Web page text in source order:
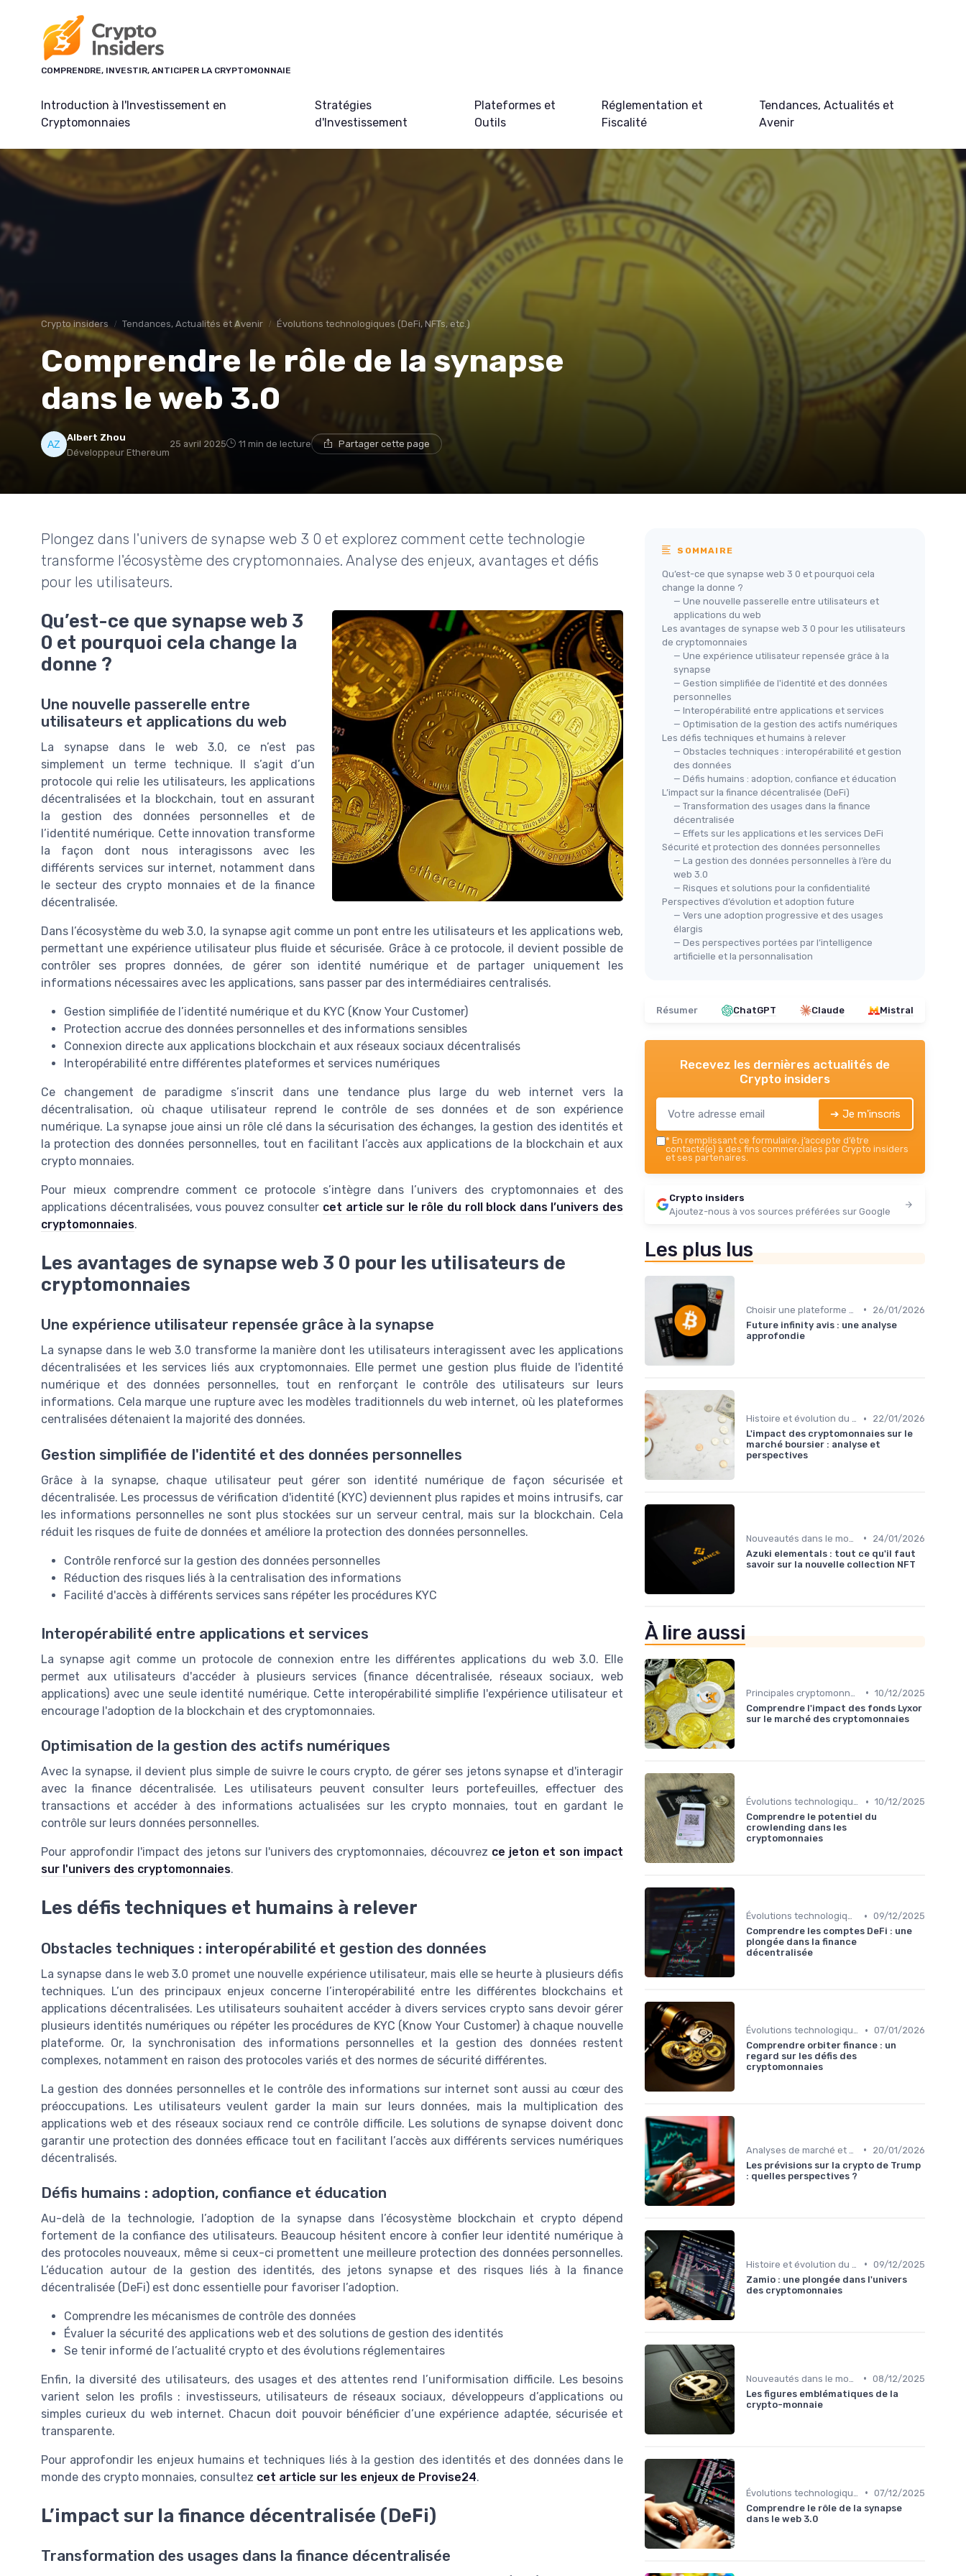
COMPRENDRE, INVESTIR, ANTICIPER LA CRYPTOMONNAIE
Introduction à l'Investissement en
Cryptomonnaies
Stratégies
d'Investissement
Plateformes et
Outils
Réglementation et
Fiscalité
Tendances, Actualités et
Avenir
Crypto insiders Tendances, Actualités et Avenir Évolutions technologiques (DeFi, NFTs, etc.)
Comprendre le rôle de la synapse
dans le web 3.0
Albert Zhou
Développeur Ethereum
25 avril 2025 11 min de lecture Partager cette page
Plongez dans l'univers de synapse web 3 0 et explorez comment cette technologie
transforme l'écosystème des cryptomonnaies. Analyse des enjeux, avantages et défis
pour les utilisateurs.
Qu’est-ce que synapse web 3
0 et pourquoi cela change la
donne ?
Une nouvelle passerelle entre
utilisateurs et applications du web
La synapse dans le web 3.0, ce n’est pas
simplement un terme technique. Il s’agit d’un
protocole qui relie les utilisateurs, les applications
décentralisées et la blockchain, tout en assurant
la gestion des données personnelles et de
l’identité numérique. Cette innovation transforme
la façon dont nous interagissons avec les
différents services sur internet, notamment dans
le secteur des crypto monnaies et de la finance
décentralisée.
Dans l’écosystème du web 3.0, la synapse agit comme un pont entre les utilisateurs et les applications web,
permettant une expérience utilisateur plus fluide et sécurisée. Grâce à ce protocole, il devient possible de
contrôler ses propres données, de gérer son identité numérique et de partager uniquement les
informations nécessaires avec les applications, sans passer par des intermédiaires centralisés.
Gestion simplifiée de l’identité numérique et du KYC (Know Your Customer)
Protection accrue des données personnelles et des informations sensibles
Connexion directe aux applications blockchain et aux réseaux sociaux décentralisés
Interopérabilité entre différentes plateformes et services numériques
Ce changement de paradigme s’inscrit dans une tendance plus large du web internet vers la
décentralisation, où chaque utilisateur reprend le contrôle de ses données et de son expérience
numérique. La synapse joue ainsi un rôle clé dans la sécurisation des échanges, la gestion des identités et
la protection des données personnelles, tout en facilitant l’accès aux applications de la blockchain et aux
crypto monnaies.
Pour mieux comprendre comment ce protocole s’intègre dans l’univers des cryptomonnaies et des
applications décentralisées, vous pouvez consulter cet article sur le rôle du roll block dans l’univers des
cryptomonnaies.
Les avantages de synapse web 3 0 pour les utilisateurs de
cryptomonnaies
Une expérience utilisateur repensée grâce à la synapse
La synapse dans le web 3.0 transforme la manière dont les utilisateurs interagissent avec les applications
décentralisées et les services liés aux cryptomonnaies. Elle permet une gestion plus fluide de l'identité
numérique et des données personnelles, tout en renforçant le contrôle des utilisateurs sur leurs
informations. Cela marque une rupture avec les modèles traditionnels du web internet, où les plateformes
centralisées détenaient la majorité des données.
Gestion simplifiée de l'identité et des données personnelles
Grâce à la synapse, chaque utilisateur peut gérer son identité numérique de façon sécurisée et
décentralisée. Les processus de vérification d'identité (KYC) deviennent plus rapides et moins intrusifs, car
les informations personnelles ne sont plus stockées sur un serveur central, mais sur la blockchain. Cela
réduit les risques de fuite de données et améliore la protection des données personnelles.
Contrôle renforcé sur la gestion des données personnelles
Réduction des risques liés à la centralisation des informations
Facilité d'accès à différents services sans répéter les procédures KYC
Interopérabilité entre applications et services
La synapse agit comme un protocole de connexion entre les différentes applications du web 3.0. Elle
permet aux utilisateurs d'accéder à plusieurs services (finance décentralisée, réseaux sociaux, web
applications) avec une seule identité numérique. Cette interopérabilité simplifie l'expérience utilisateur et
encourage l'adoption de la blockchain et des cryptomonnaies.
Optimisation de la gestion des actifs numériques
Avec la synapse, il devient plus simple de suivre le cours crypto, de gérer ses jetons synapse et d'interagir
avec la finance décentralisée. Les utilisateurs peuvent consulter leurs portefeuilles, effectuer des
transactions et accéder à des informations actualisées sur les crypto monnaies, tout en gardant le
contrôle sur leurs données personnelles.
Pour approfondir l'impact des jetons sur l'univers des cryptomonnaies, découvrez ce jeton et son impact
sur l'univers des cryptomonnaies.
Les défis techniques et humains à relever
Obstacles techniques : interopérabilité et gestion des données
La synapse dans le web 3.0 promet une nouvelle expérience utilisateur, mais elle se heurte à plusieurs défis
techniques. L’un des principaux enjeux concerne l’interopérabilité entre les différentes blockchains et
applications décentralisées. Les utilisateurs souhaitent accéder à divers services crypto sans devoir gérer
plusieurs identités numériques ou répéter les procédures de KYC (Know Your Customer) à chaque nouvelle
plateforme. Or, la synchronisation des informations personnelles et la gestion des données restent
complexes, notamment en raison des protocoles variés et des normes de sécurité différentes.
La gestion des données personnelles et le contrôle des informations sur internet sont aussi au cœur des
préoccupations. Les utilisateurs veulent garder la main sur leurs données, mais la multiplication des
applications web et des réseaux sociaux rend ce contrôle difficile. Les solutions de synapse doivent donc
garantir une protection des données efficace tout en facilitant l’accès aux différents services numériques
décentralisés.
Défis humains : adoption, confiance et éducation
Au-delà de la technologie, l’adoption de la synapse dans l’écosystème blockchain et crypto dépend
fortement de la confiance des utilisateurs. Beaucoup hésitent encore à confier leur identité numérique à
des protocoles nouveaux, même si ceux-ci promettent une meilleure protection des données personnelles.
L’éducation autour de la gestion des identités, des jetons synapse et des risques liés à la finance
décentralisée (DeFi) est donc essentielle pour favoriser l’adoption.
Comprendre les mécanismes de contrôle des données
Évaluer la sécurité des applications web et des solutions de gestion des identités
Se tenir informé de l’actualité crypto et des évolutions réglementaires
Enfin, la diversité des utilisateurs, des usages et des attentes rend l’uniformisation difficile. Les besoins
varient selon les profils : investisseurs, utilisateurs de réseaux sociaux, développeurs d’applications ou
simples curieux du web internet. Chacun doit pouvoir bénéficier d’une expérience adaptée, sécurisée et
transparente.
Pour approfondir les enjeux humains et techniques liés à la gestion des identités et des données dans le
monde des crypto monnaies, consultez cet article sur les enjeux de Provise24.
L’impact sur la finance décentralisée (DeFi)
Transformation des usages dans la finance décentralisée
SOMMAIRE
Qu’est-ce que synapse web 3 0 et pourquoi cela
change la donne ?
— Une nouvelle passerelle entre utilisateurs et
applications du web
Les avantages de synapse web 3 0 pour les utilisateurs
de cryptomonnaies
— Une expérience utilisateur repensée grâce à la
synapse
— Gestion simplifiée de l'identité et des données
personnelles
— Interopérabilité entre applications et services
— Optimisation de la gestion des actifs numériques
Les défis techniques et humains à relever
— Obstacles techniques : interopérabilité et gestion
des données
— Défis humains : adoption, confiance et éducation
L’impact sur la finance décentralisée (DeFi)
— Transformation des usages dans la finance
décentralisée
— Effets sur les applications et les services DeFi
Sécurité et protection des données personnelles
— La gestion des données personnelles à l’ère du
web 3.0
— Risques et solutions pour la confidentialité
Perspectives d’évolution et adoption future
— Vers une adoption progressive et des usages
élargis
— Des perspectives portées par l’intelligence
artificielle et la personnalisation
Résumer ChatGPT Claude Mistral
Recevez les dernières actualités de
Crypto insiders
➔ Je m'inscris
* En remplissant ce formulaire, j’accepte d’être
contacté(e) à des fins commerciales par Crypto insiders
et ses partenaires.
Crypto insiders
Ajoutez-nous à vos sources préférées sur Google
Les plus lus
•
26/01/2026
Future infinity avis : une analyse
approfondie
Histoire et évolution du marché des cryptos •
22/01/2026
L'impact des cryptomonnaies sur le
marché boursier : analyse et
perspectives
•
24/01/2026
Azuki elementals : tout ce qu'il faut
savoir sur la nouvelle collection NFT
À lire aussi
• 10/12/2025
Comprendre l'impact des fonds Lyxor
sur le marché des cryptomonnaies
Évolutions technologiques (DeFi, NFTs, etc.) • 10/12/2025
Comprendre le potentiel du
crowlending dans les
cryptomonnaies
Évolutions technologiques (DeFi, NFTs, etc.) • 09/12/2025
Comprendre les comptes DeFi : une
plongée dans la finance
décentralisée
Évolutions technologiques (DeFi, NFTs, etc.) • 07/01/2026
Comprendre orbiter finance : un
regard sur les défis des
cryptomonnaies
•
20/01/2026
Les prévisions sur la crypto de Trump
: quelles perspectives ?
• 09/12/2025
Zamio : une plongée dans l'univers
des cryptomonnaies
• 08/12/2025
Les figures emblématiques de la
crypto-monnaie
• 07/12/2025
Comprendre le rôle de la synapse
dans le web 3.0